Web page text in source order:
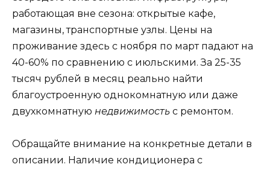
работающая вне сезона: открытые кафе,
магазины, транспортные узлы. Цены на
проживание здесь с ноября по март падают на
40-60% по сравнению с июльскими. За 25-35
тысяч рублей в месяц реально найти
благоустроенную однокомнатную или даже
двухкомнатную недвижимость с ремонтом.
Обращайте внимание на конкретные детали в
описании. Наличие кондиционера с